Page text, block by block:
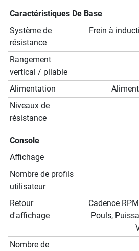
Caractéristiques De Base
Système de
résistance
Frein à
Rangement
vertical / pliable
Alimentation
Niveaux de
résistance
Console
Affichage
Nombre de profils
utilisateur
Retour
d'affichage
Cadence
Pouls,
Nombre de